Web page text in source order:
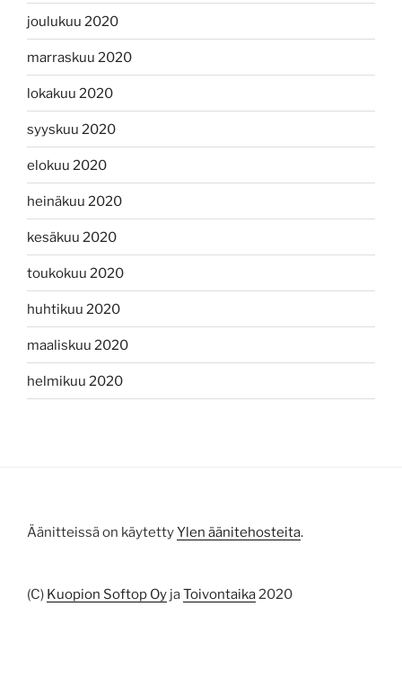
joulukuu 2020
marraskuu 2020
lokakuu 2020
syyskuu 2020
elokuu 2020
heinäkuu 2020
kesäkuu 2020
toukokuu 2020
huhtikuu 2020
maaliskuu 2020
helmikuu 2020
Äänitteissä on käytettyYlen äänitehosteita.
(C) Kuopion Softop Oy jaToivontaika2020